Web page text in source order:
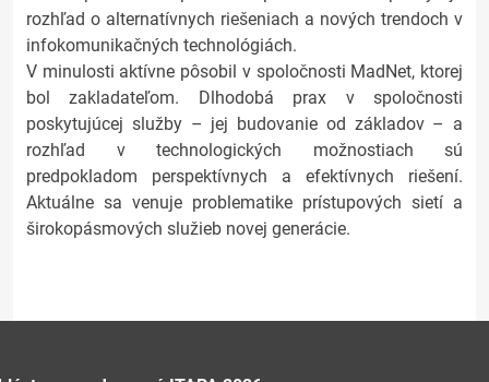
rozhľad o alternatívnych riešeniach a nových trendoch v
infokomunikačných technológiách.
V minulosti aktívne pôsobil v spoločnosti MadNet, ktorej
bol zakladateľom. Dlhodobá prax v spoločnosti
poskytujúcej služby – jej budovanie od základov – a
rozhľad v technologických možnostiach sú
predpokladom perspektívnych a efektívnych riešení.
Aktuálne sa venuje problematike prístupových sietí a
širokopásmových služieb novej generácie.